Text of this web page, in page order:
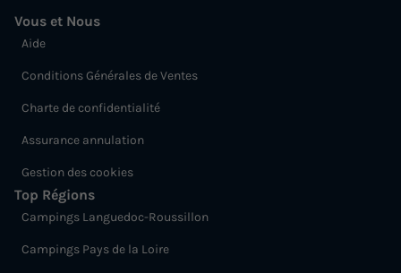
Vous et Nous
Aide
Conditions Générales de Ventes
Charte de confidentialité
Assurance annulation
Gestion des cookies
Top Régions
Campings Languedoc-Roussillon
Campings Pays de la Loire